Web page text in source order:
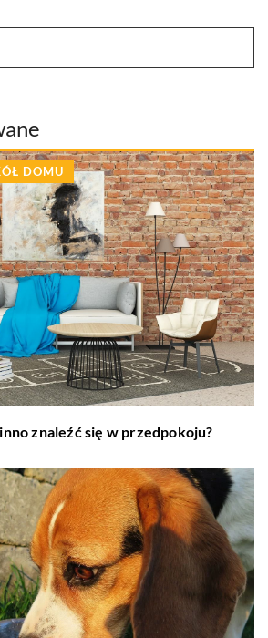
DOMU
znaleźć się w przedpokoju?